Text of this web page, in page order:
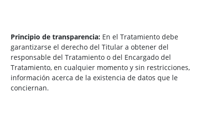
Principio de transparencia: En el Tratamiento debe
garantizarse el derecho del Titular a obtener del
responsable del Tratamiento o del Encargado del
Tratamiento, en cualquier momento y sin restricciones,
información acerca de la existencia de datos que le
conciernan.